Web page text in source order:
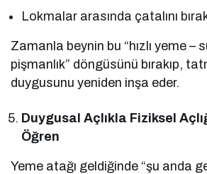
Lokmalar arasında çatalını
Zamanla beynin bu “hızlı yeme –
pişmanlık” döngüsünü bırakıp,
duygusunu yeniden inşa eder.
Duygusal Açlıkla Fiziksel
Öğren
Yeme atağı geldiğinde “şu anda